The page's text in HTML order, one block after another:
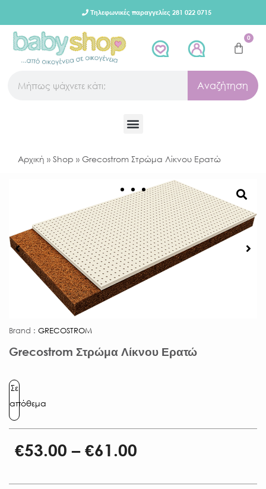
Τηλεφωνικές παραγγελίες 281 022 0715
0
Αναζήτηση
Αρχική » Shop » Grecostrom Στρώμα Λίκνου Ερατώ
Brand : GRECOSTROM
Grecostrom Στρώμα Λίκνου Ερατώ
Σε
απόθεμα
€53.00 – €61.00